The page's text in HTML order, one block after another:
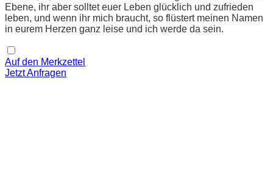
Ebene, ihr aber solltet euer Leben glücklich und zufrieden
leben, und wenn ihr mich braucht, so flüstert meinen Namen
in eurem Herzen ganz leise und ich werde da sein.
Auf den Merkzettel
Jetzt Anfragen